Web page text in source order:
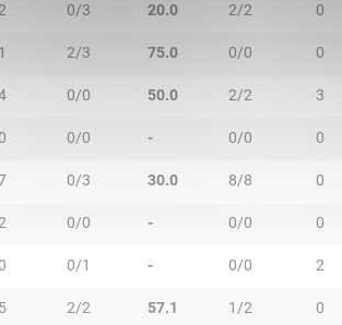
0/3 20.0 2/2 0
2/3 75.0 0/0 0
0/0 50.0 2/2 3
0/0 - 0/0 0
0/3 30.0 8/8 0
0/0 - 0/0 0
0/1 - 0/0 2
2/2 57.1 1/2 0